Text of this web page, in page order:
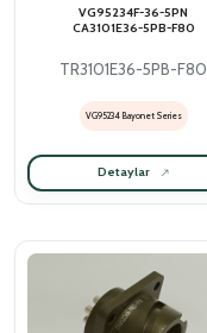
VG95234F-36-5PN
CA3101E36-5PB-F80
TR3101E36-5PB-F80
VG95234 Bayonet Series
Detaylar